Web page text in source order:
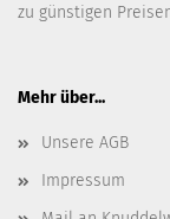
zu günstigen
Mehr über...
Unsere AGB
Impressum